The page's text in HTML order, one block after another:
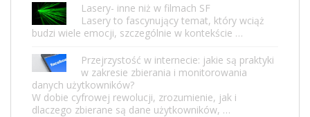
Lasery- inne niż w filmach SF
Lasery to fascynujący temat, który wciąż
budzi wiele emocji, szczególnie w kontekście …
Przejrzystość w internecie: jakie są praktyki
w zakresie zbierania i monitorowania
danych użytkowników?
W dobie cyfrowej rewolucji, zrozumienie, jak i
dlaczego zbierane są dane użytkowników, …